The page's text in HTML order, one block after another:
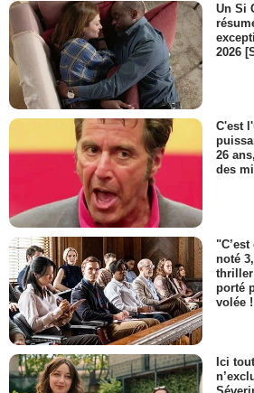
Un Si
2026
C'est
26
des
noté
thriller
porté
volée !
Ici